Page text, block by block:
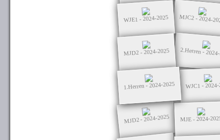
WJE1 - 2024-2025 MJC2 - 2024-
MJD2 - 2024-2025 2.Herren -
1.Herren - 2024-2025 WJC1 -
MJD2 - 2024-2025 MJE - 2024-